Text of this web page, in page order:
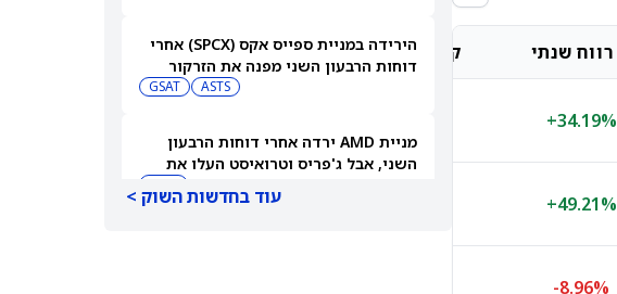
רווח שנתי קונצנזוס אנליסטים מחיר יעד אנליסטים
+34.19%
+49.21%
$331.90
-8.96%
הירידה במניית ספייס אקס (SPCX) אחרי
דוחות הרבעון השני מפנה את הזרקור
לקרנות סל חלל עם חשיפה גבוהה
ASTS
GSAT
מניית AMD ירדה אחרי דוחות הרבעון
השני, אבל ג'פריס וטרואיסט העלו את
עוד בחדשות השוק >